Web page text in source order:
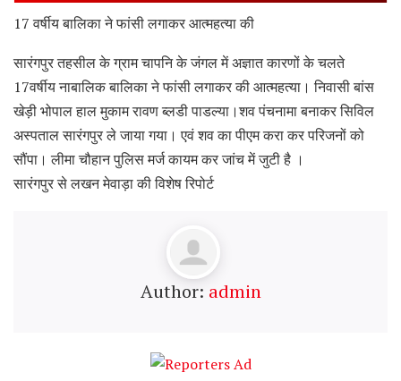
17 वर्षीय बालिका ने फांसी लगाकर आत्महत्या की
सारंगपुर तहसील के ग्राम चापनि के जंगल में अज्ञात कारणों के चलते
17वर्षीय नाबालिक बालिका ने फांसी लगाकर की आत्महत्या। निवासी बांस
खेड़ी भोपाल हाल मुकाम रावण ब्लडी पाडल्या।शव‌ पंचनामा बनाकर सिविल
अस्पताल सारंगपुर ले जाया गया। एवं शव का पीएम करा कर परिजनों को
सौंपा। लीमा चौहान पुलिस मर्ज कायम कर जांच में जुटी है ।
सारंगपुर से लखन मेवाड़ा की विशेष रिपोर्ट
Author: admin